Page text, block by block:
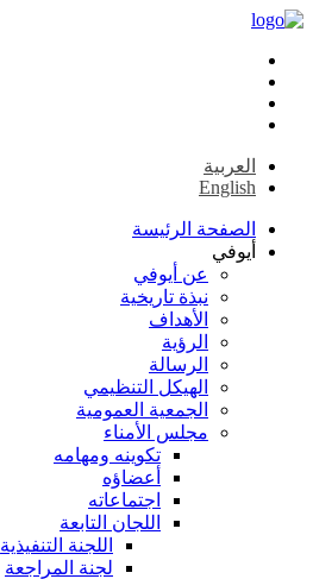
العربية
English
الصفحة الرئيسة
أيوفي
عن أيوفي
نبذة تاريخية
الأهداف
الرؤية
الرسالة
الهيكل التنظيمي
الجمعية العمومية
مجلس الأمناء
تكوينه ومهامه
أعضاؤه
اجتماعاته
اللجان التابعة
اللجنة التنفيذية
لجنة المراجعة